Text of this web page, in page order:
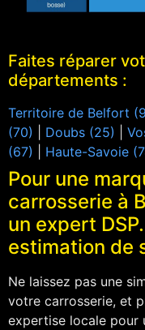
Faites réparer
départements :
Territoire de Belfort
(70)
Doubs (25)
(67)
Haute-Savoie
Pour une
carrosserie à
un expert
estimation de
Ne laissez pas une
votre carrosserie, et
expertise locale pour